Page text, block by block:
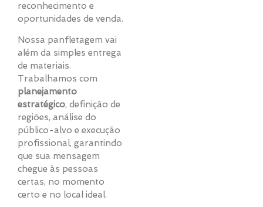
reconhecimento e
oportunidades de venda.
Nossa panfletagem vai
além da simples entrega
de materiais.
Trabalhamos com
planejamento
estratégico, definição de
regiões, análise do
público-alvo e execução
profissional, garantindo
que sua mensagem
chegue às pessoas
certas, no momento
certo e no local ideal.